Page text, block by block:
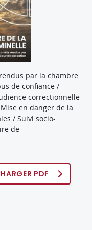
par la chambre
de confiance /
correctionnelle
en danger de la
/ Suivi socio-
de
PDF